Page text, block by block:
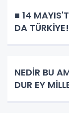
■ 14
DA
NEDİR BU
DUR EY